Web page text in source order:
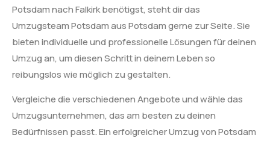
Potsdam nach Falkirk benötigst, steht dir das
Umzugsteam Potsdam aus Potsdam gerne zur Seite. Sie
bieten individuelle und professionelle Lösungen für deinen
Umzug an, um diesen Schritt in deinem Leben so
reibungslos wie möglich zu gestalten.
Vergleiche die verschiedenen Angebote und wähle das
Umzugsunternehmen, das am besten zu deinen
Bedürfnissen passt. Ein erfolgreicher Umzug von Potsdam